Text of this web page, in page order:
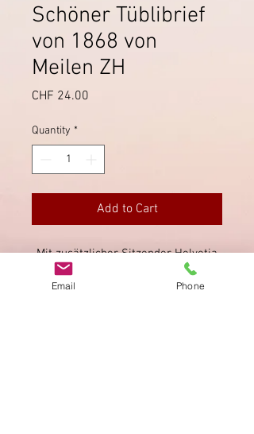
Schöner Tüblibrief
von 1868 von
Meilen ZH
CHF 24.00
Quantity *
Add to Cart
Mit zusätzlicher Sitzender Helvetia
(Nachnahme), von Meilen nach
Männedorf (rückseitig).
Email Phone